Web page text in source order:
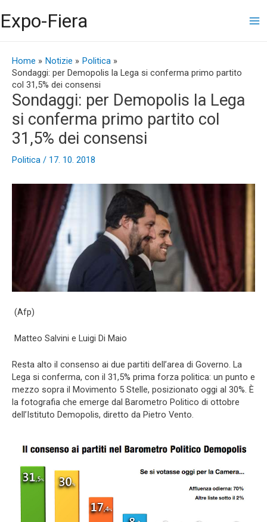
al
contenuto
Expo-Fiera
Home Notizie
Politica
Sondaggi: per Demopolis la Lega si conferma primo partito
col 31,5% dei consensi
Sondaggi: per Demopolis la Lega
si conferma primo partito col
31,5% dei consensi
Politica / 17. 10. 2018
(Afp)
Matteo Salvini e Luigi Di Maio
Resta alto il consenso ai due partiti dell’area di Governo. La
Lega si conferma, con il 31,5% prima forza politica: un punto e
mezzo sopra il Movimento 5 Stelle, posizionato oggi al 30%. È
la fotografia che emerge dal Barometro Politico di ottobre
dell’Istituto Demopolis, diretto da Pietro Vento.
articoli